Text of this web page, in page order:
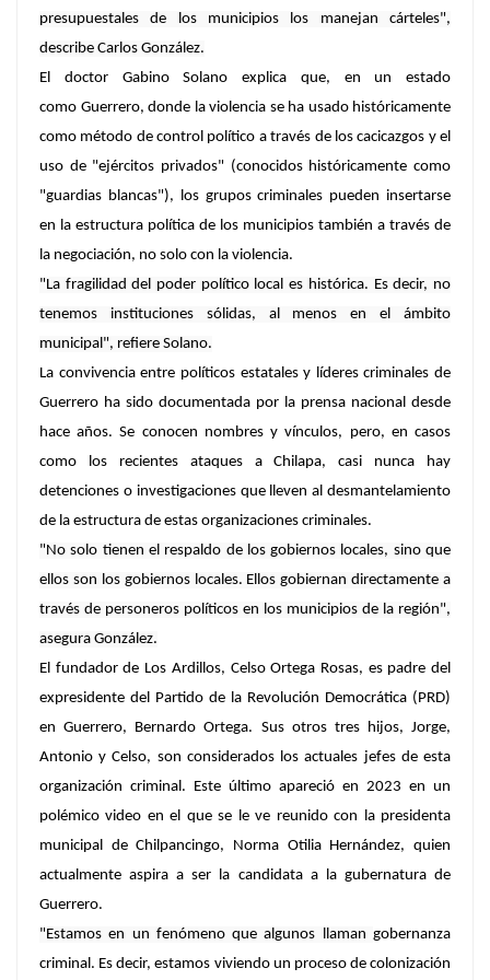
presupuestales de los municipios los manejan cárteles",
describe Carlos González.
El doctor Gabino Solano explica que, en un estado
como Guerrero, donde la violencia se ha usado históricamente
como método de control político a través de los cacicazgos y el
uso de "ejércitos privados" (conocidos históricamente como
"guardias blancas"),
los grupos criminales pueden insertarse
en la estructura política de los municipios también a través de
la negociación, no solo con la violencia.
"La fragilidad del poder político local es histórica. Es decir, no
tenemos instituciones sólidas, al menos en el ámbito
municipal", refiere Solano.
La convivencia entre políticos estatales y líderes criminales de
Guerrero ha sido documentada por la prensa nacional desde
hace años. Se conocen nombres y vínculos, pero, en casos
como los recientes ataques a Chilapa, casi nunca hay
detenciones o investigaciones que lleven al desmantelamiento
de la estructura de estas organizaciones criminales.
"No solo tienen el respaldo de los gobiernos locales, sino que
ellos son los gobiernos locales. Ellos gobiernan directamente a
través de personeros políticos en los municipios de la región",
asegura González.
El fundador de Los Ardillos, Celso Ortega Rosas, es padre del
expresidente del Partido de la Revolución Democrática (PRD)
en Guerrero, Bernardo Ortega. Sus otros tres hijos, Jorge,
Antonio y Celso, son considerados los actuales jefes de esta
organización criminal. Este último apareció en 2023 en un
polémico video en el quese le ve reunido con la presidenta
municipal de Chilpancingo, Norma Otilia Hernández, quien
actualmente aspira a ser la candidata a la gubernatura de
Guerrero.
"Estamos en un fenómeno que algunos llaman gobernanza
criminal . Es decir, estamos viviendo un proceso de colonización